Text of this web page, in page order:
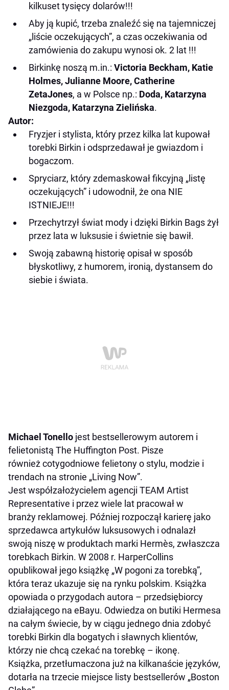
kilkuset tysięcy dolarów!!!
Aby ją kupić, trzeba znaleźć się na tajemniczej
„liście oczekujących”, a czas oczekiwania od
zamówienia do zakupu wynosi ok. 2 lat !!!
Birkinkę noszą m.in.: Victoria Beckham, Katie
Holmes, Julianne Moore, Catherine
ZetaJones, a w Polsce np.: Doda, Katarzyna
Niezgoda, Katarzyna Zielińska.
Autor:
Fryzjer i stylista, który przez kilka lat kupował
torebki Birkin i odsprzedawał je gwiazdom i
bogaczom.
Spryciarz, który zdemaskował fikcyjną „listę
oczekujących” i udowodnił, że ona NIE
ISTNIEJE!!!
Przechytrzył świat mody i dzięki Birkin Bags żył
przez lata w luksusie i świetnie się bawił.
Swoją zabawną historię opisał w sposób
błyskotliwy, z humorem, ironią, dystansem do
siebie i świata.
Michael Tonello jest bestsellerowym autorem i
felietonistą The Huffington Post. Pisze
również cotygodniowe felietony o stylu, modzie i
trendach na stronie „Living Now”.
Jest współzałożycielem agencji TEAM Artist
Representative i przez wiele lat pracował w
branży reklamowej. Później rozpoczął karierę jako
sprzedawca artykułów luksusowych i odnalazł
swoją niszę w produktach marki Hermès, zwłaszcza
torebkach Birkin. W 2008 r. HarperCollins
opublikował jego książkę „W pogoni za torebką”,
która teraz ukazuje się na rynku polskim. Książka
opowiada o przygodach autora – przedsiębiorcy
działającego na eBayu. Odwiedza on butiki Hermesa
na całym świecie, by w ciągu jednego dnia zdobyć
torebki Birkin dla bogatych i sławnych klientów,
którzy nie chcą czekać na torebkę – ikonę.
Książka, przetłumaczona już na kilkanaście języków,
dotarła na trzecie miejsce listy bestsellerów „Boston